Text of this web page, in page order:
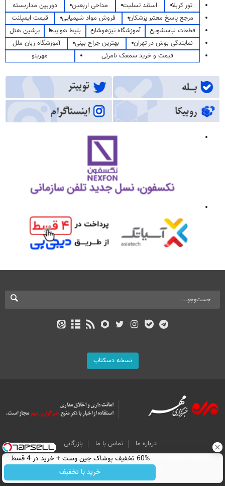
تور کربلا
استند تسلیت مداحی اربعین
دوربین مداربسته
مرجع پاسخ معتبر پزشکان
فروش مواد شیمیایی
قیمت ایمپلنت
قطعات لباسشویی
آموزشگاه تیزهوشان بلیط هواپیما
پرشین هتل
نمایندگی بوش در تهران
بهترین جراح بینی
آموزشگاه زبان ملل
قیمت و خرید سمعک نامرئی
مهرینو
نسخه دسکتاپ
درباره ما تماس با ما
بازرگانی
All Content by Mehr News Agency is licensed under a Creative Commons
Attribution 4.0 International License.
60% تخفیف پوشاک جین وست + خرید در 4 قسط
خرید با تخفیف